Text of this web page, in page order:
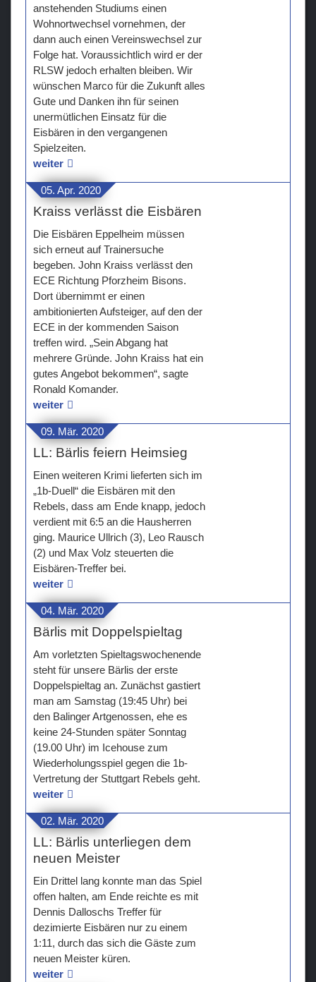
anstehenden Studiums einen
Wohnortwechsel vornehmen, der
dann auch einen Vereinswechsel zur
Folge hat. Voraussichtlich wird er der
RLSW jedoch erhalten bleiben. Wir
wünschen Marco für die Zukunft alles
Gute und Danken ihn für seinen
unermütlichen Einsatz für die
Eisbären in den vergangenen
Spielzeiten.
weiter
05. Apr. 2020
Kraiss verlässt die Eisbären
Die Eisbären Eppelheim müssen
sich erneut auf Trainersuche
begeben. John Kraiss verlässt den
ECE Richtung Pforzheim Bisons.
Dort übernimmt er einen
ambitionierten Aufsteiger, auf den der
ECE in der kommenden Saison
treffen wird. „Sein Abgang hat
mehrere Gründe. John Kraiss hat ein
gutes Angebot bekommen“, sagte
Ronald Komander.
weiter
09. Mär. 2020
LL: Bärlis feiern Heimsieg
Einen weiteren Krimi lieferten sich im
„1b-Duell“ die Eisbären mit den
Rebels, dass am Ende knapp, jedoch
verdient mit 6:5 an die Hausherren
ging. Maurice Ullrich (3), Leo Rausch
(2) und Max Volz steuerten die
Eisbären-Treffer bei.
weiter
04. Mär. 2020
Bärlis mit Doppelspieltag
Am vorletzten Spieltagswochenende
steht für unsere Bärlis der erste
Doppelspieltag an. Zunächst gastiert
man am Samstag (19:45 Uhr) bei
den Balinger Artgenossen, ehe es
keine 24-Stunden später Sonntag
(19.00 Uhr) im Icehouse zum
Wiederholungsspiel gegen die 1b-
Vertretung der Stuttgart Rebels geht.
weiter
02. Mär. 2020
LL: Bärlis unterliegen dem
neuen Meister
Ein Drittel lang konnte man das Spiel
offen halten, am Ende reichte es mit
Dennis Dalloschs Treffer für
dezimierte Eisbären nur zu einem
1:11, durch das sich die Gäste zum
neuen Meister küren.
weiter